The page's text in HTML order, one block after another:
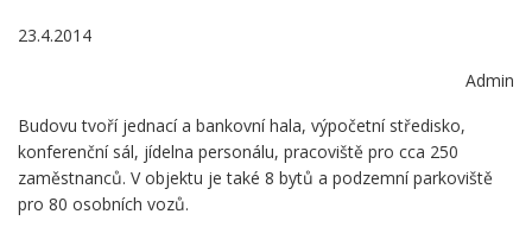
23.4.2014
Admin
Budovu tvoří jednací a bankovní hala, výpočetní středisko,
konferenční sál, jídelna personálu, pracoviště pro cca 250
zaměstnanců. V objektu je také 8 bytů a podzemní parkoviště
pro 80 osobních vozů.